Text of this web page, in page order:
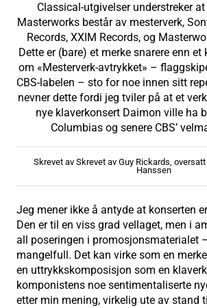
Classical-utgivelser understreker
Masterworks består av mesterverk,
Records, XXIM Records, og
Dette er (bare) et merke snarere enn et
om «Mesterverk-avtrykket» –
CBS-labelen – sto for noe innen sitt
nevner dette fordi jeg tviler på at et
nye klaverkonsert Daimon ville ha
Columbias og senere CBS’
Skrevet av Skrevet av Guy Rickards,
Hanssen
Jeg mener ikke å antyde at konserten
Den er til en viss grad vellaget, men i
all poseringen i promosjonsmaterialet
mangelfull. Det kan virke som en
en uttrykkskomposisjon som en
komponistens noe sentimentaliserte
etter min mening, virkelig ute av stand